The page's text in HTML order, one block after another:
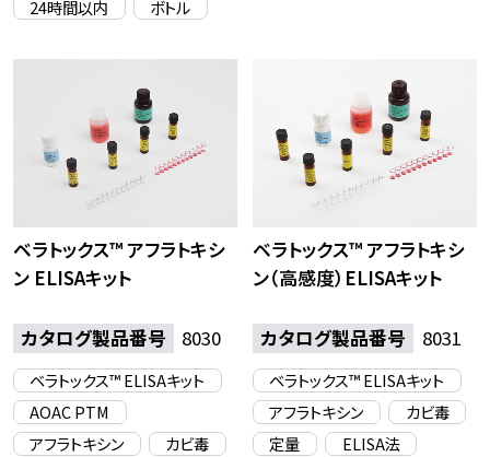
24時間以内 ボトル
ベラトックス™ アフラトキシ
ン ELISAキット
カタログ製品番号 8030
ベラトックス™ ELISAキット
AOAC PTM
アフラトキシン
カビ毒
ベラトックス™ アフラトキシ
ン（高感度）ELISAキット
カタログ製品番号 8031
ベラトックス™ ELISAキット
アフラトキシン
カビ毒
定量
ELISA法